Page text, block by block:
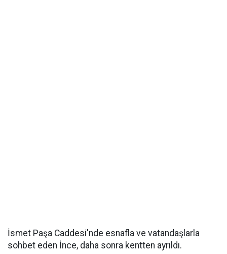
İsmet Paşa Caddesi'nde esnafla ve vatandaşlarla
sohbet eden İnce, daha sonra kentten ayrıldı.